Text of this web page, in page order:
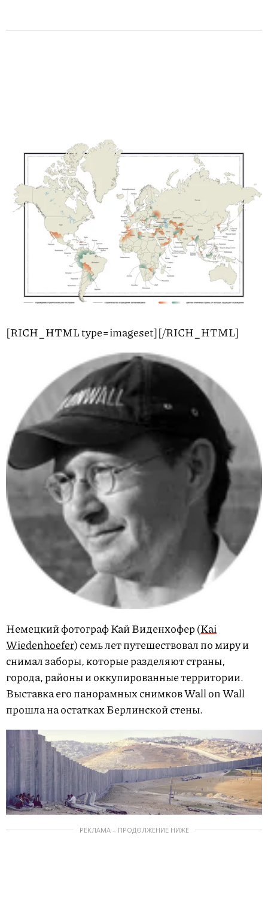
[RICH_HTML type=imageset][/RICH_HTML]
Немецкий фотограф Кай Виденхофер (Kai
Wiedenhoefer) семь лет путешествовал по миру и
снимал заборы, которые разделяют страны,
города, районы и оккупированные территории.
Выставка его панорамных снимков Wall on Wall
прошла на остатках Берлинской стены.
РЕКЛАМА – ПРОДОЛЖЕНИЕ НИЖЕ